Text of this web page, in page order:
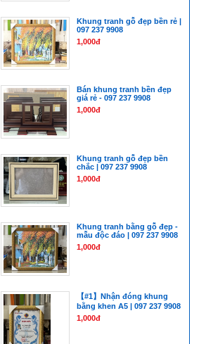
Khung tranh gỗ đẹp bền rẻ |
097 237 9908
1,000đ
Bán khung tranh bền đẹp
giá rẻ - 097 237 9908
1,000đ
Khung tranh gỗ đẹp bền
chắc | 097 237 9908
1,000đ
Khung tranh bằng gỗ đẹp -
mẫu độc đáo | 097 237 9908
1,000đ
【#1】Nhận đóng khung
bằng khen A5 | 097 237 9908
1,000đ